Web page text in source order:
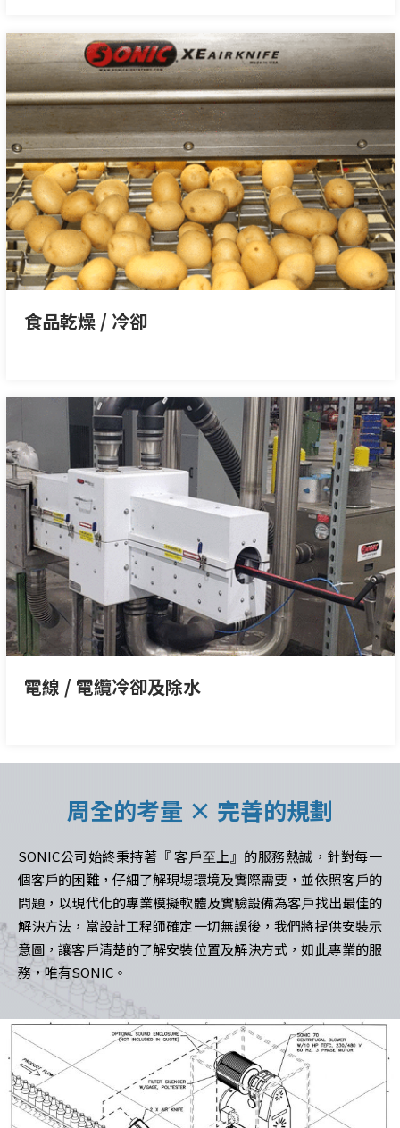
食品乾燥 / 冷卻
電線 / 電纜冷卻及除水
周全的考量 × 完善的規劃
SONIC公司始終秉持著『 客⼾⾄上』的服務熱誠，針對每⼀
個客⼾的困難，仔細了解現場環境及實際需要，並依照客⼾的
問題，以現代化的專業模擬軟體及實驗設備為客⼾找出最佳的
解決⽅法，當設計⼯程師確定⼀切無誤後，我們將提供安裝⽰
意圖，讓客⼾清楚的了解安裝位置及解決⽅式，如此專業的服
務，唯有SONIC。